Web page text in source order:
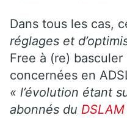
Dans tous les cas,
réglages et
Free à (re)
concernées en
« l’évolution étant
abonnés du DSLAM